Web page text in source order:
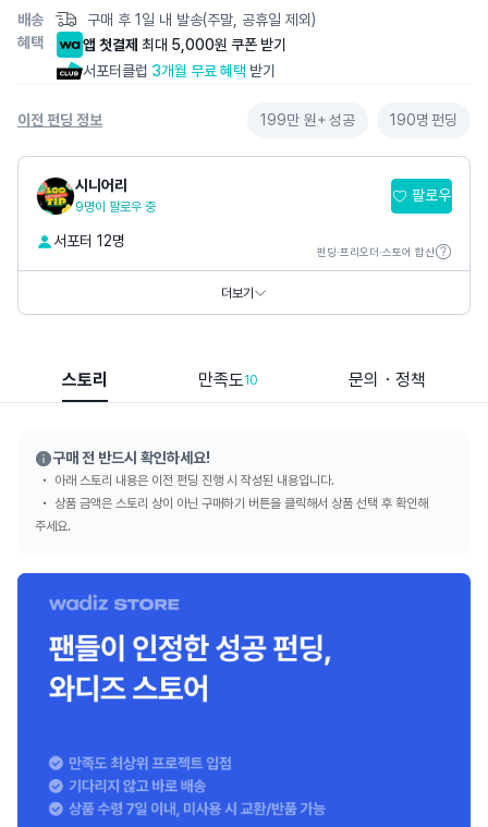
배송
구매 후 1일 내 발송(주말, 공휴일 제외)
혜택
앱 첫결제 최대 5,000원 쿠폰 받기
서포터클럽 3개월 무료 혜택 받기
이전 펀딩 정보 199만 원+성공 190명 펀딩
시니어리
9명이 팔로우 중
팔로우
서포터 12명
펀딩·프리오더·스토어 합산
더보기
스토리 만족도10 문의・정책
구매 전 반드시 확인하세요!
아래 스토리 내용은 이전 펀딩 진행 시 작성된 내용입니다.
상품 금액은 스토리 상이 아닌 구매하기 버튼을 클릭해서 상품 선택 후 확인해
주세요.